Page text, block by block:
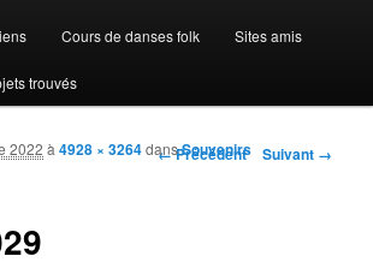
Cours de danses folk Sites amis
trouvés
Navigation des images
← Précédent Suivant →
2022 à4928 × 3264dansSouvenirs